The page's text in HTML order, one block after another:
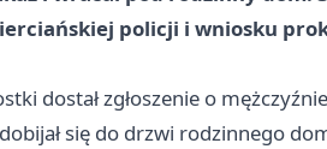
policji i wniosku
dostał zgłoszenie o
się do drzwi rodzinnego